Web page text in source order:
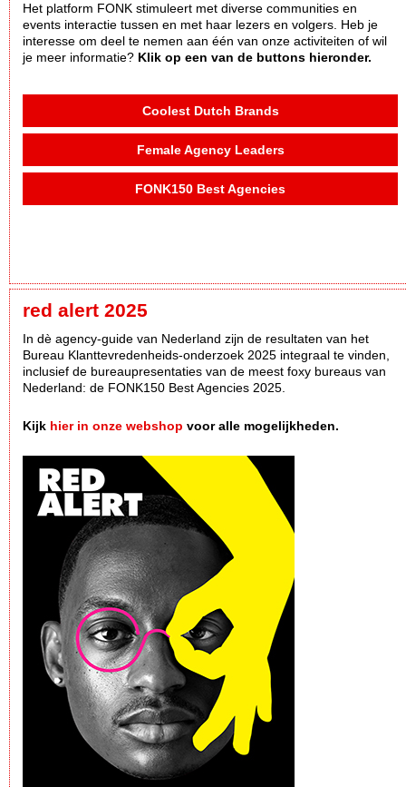
Het platform FONK stimuleert met diverse communities en
events interactie tussen en met haar lezers en volgers. Heb je
interesse om deel te nemen aan één van onze activiteiten of wil
je meer informatie? Klik op een van de buttons hieronder.
Coolest Dutch Brands
Female Agency Leaders
FONK150 Best Agencies
red alert 2025
In dè agency-guide van Nederland zijn de resultaten van het
Bureau Klanttevredenheids-onderzoek 2025 integraal te vinden,
inclusief de bureaupresentaties van de meest foxy bureaus van
Nederland: de FONK150 Best Agencies 2025.
Kijk hier in onze webshop voor alle mogelijkheden.